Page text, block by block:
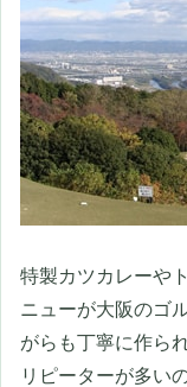
特製カツカレーや
ニューが大阪のゴ
がらも丁寧に作ら
リピーターが多い